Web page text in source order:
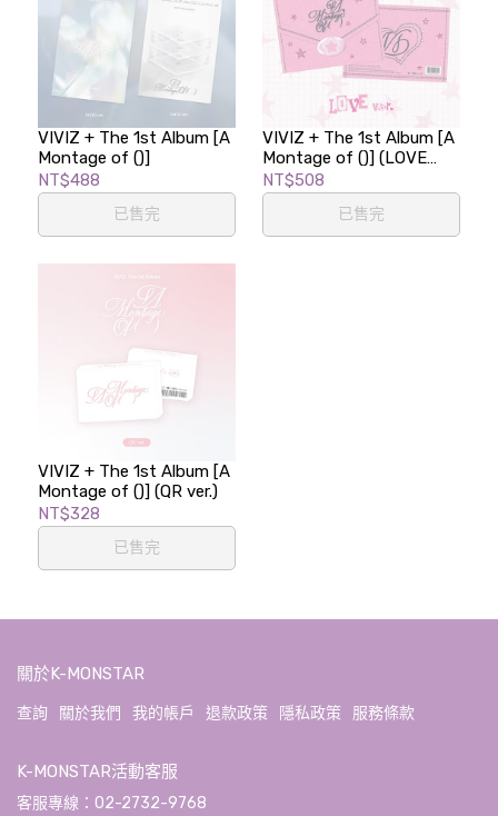
VIVIZ + The 1st Album [A
Montage of ()]
NT$488
已售完
VIVIZ + The 1st Album [A
Montage of ()] (LOVE
ver.)
NT$508
已售完
VIVIZ + The 1st Album [A
Montage of ()] (QR ver.)
NT$328
已售完
關於K-MONSTAR
查詢 關於我們 我的帳戶 退款政策 隱私政策 服務條款
K-MONSTAR活動客服
客服專線：02-2732-9768